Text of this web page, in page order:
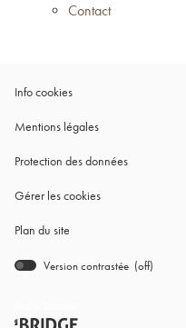
Contact
Info cookies(ouvre
une
Mentions légales(ouvre
une
Protection des données(ouvre
Gérer les cookies
Plan du site
Version contrastée (off)
(ouvre